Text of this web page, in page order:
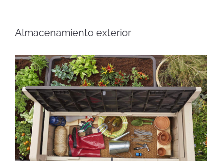
Almacenamiento exterior